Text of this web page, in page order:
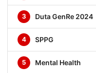
3 Duta GenRe 2024
4 SPPG
5 Mental Health